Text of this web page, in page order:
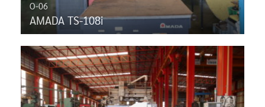
O-06
AMADA TS-108i